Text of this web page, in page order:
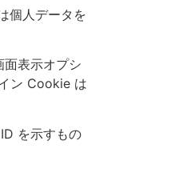
個人データを
表示オプシ
ン Cookie は
を示すもの